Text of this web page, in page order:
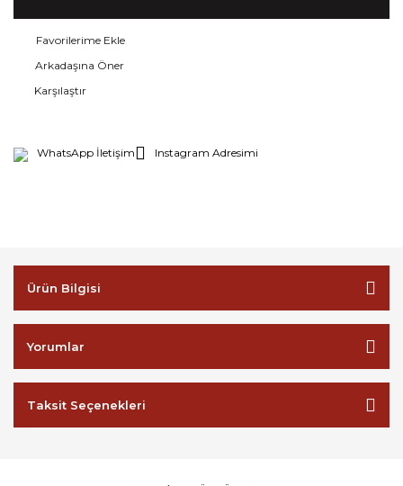
Arkadaşına Öner
Karşılaştır
WhatsApp İletişim Instagram Adresimi
Ürün Bilgisi
Yorumlar
Taksit Seçenekleri